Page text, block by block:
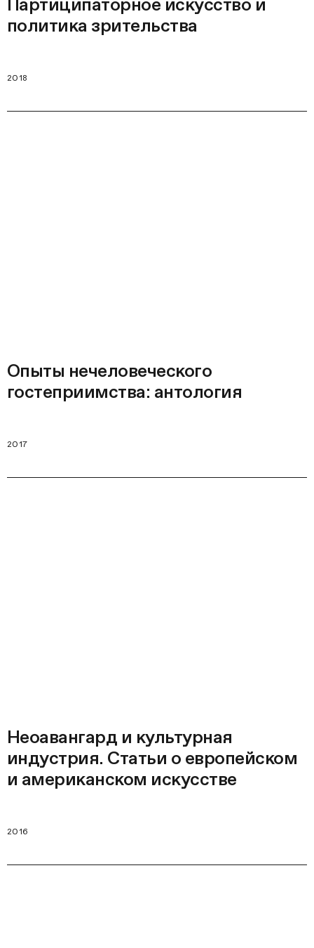
Партиципаторное искусство и
политика зрительства
2018
Опыты нечеловеческого
гостеприимства: антология
2017
Неоавангард и культурная
индустрия. Статьи о европейском
и американском искусстве
2016